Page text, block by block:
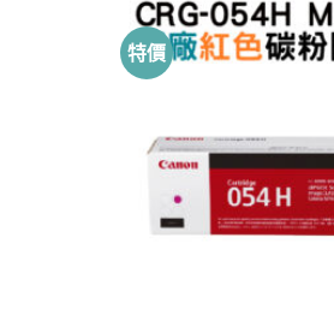
特價